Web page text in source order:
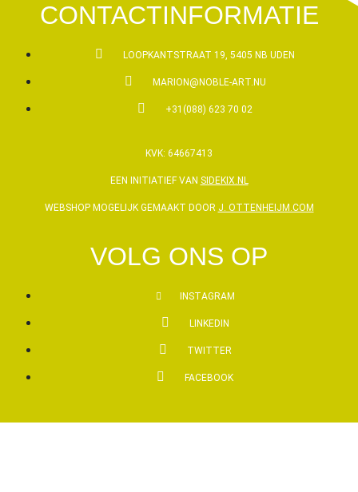
CONTACTINFORMATIE
LOOPKANTSTRAAT 19, 5405 NB UDEN
MARION@NOBLE-ART.NU
+31(088) 623 70 02
KVK: 64667413
EEN INITIATIEF VAN SIDEKIX.NL
WEBSHOP MOGELIJK GEMAAKT DOOR J. OTTENHEIJM.COM
VOLG ONS OP
INSTAGRAM
LINKEDIN
TWITTER
FACEBOOK